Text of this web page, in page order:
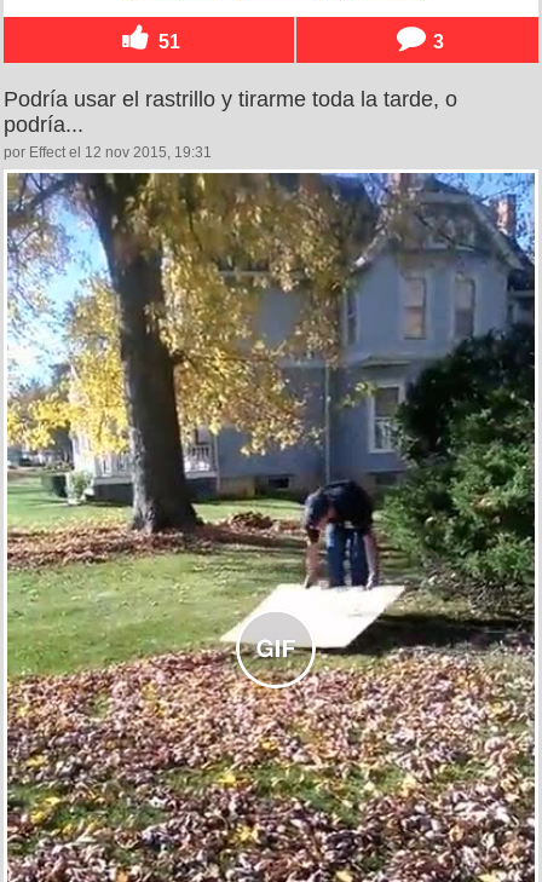
51 3
Podría usar el rastrillo y tirarme toda la tarde, o
podría...
por Effect el 12 nov 2015, 19:31